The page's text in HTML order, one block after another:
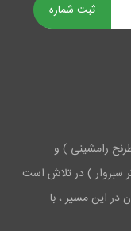
ثبت شماره
رامشینی ) و
) در تلاش است
در این مسیر ، با